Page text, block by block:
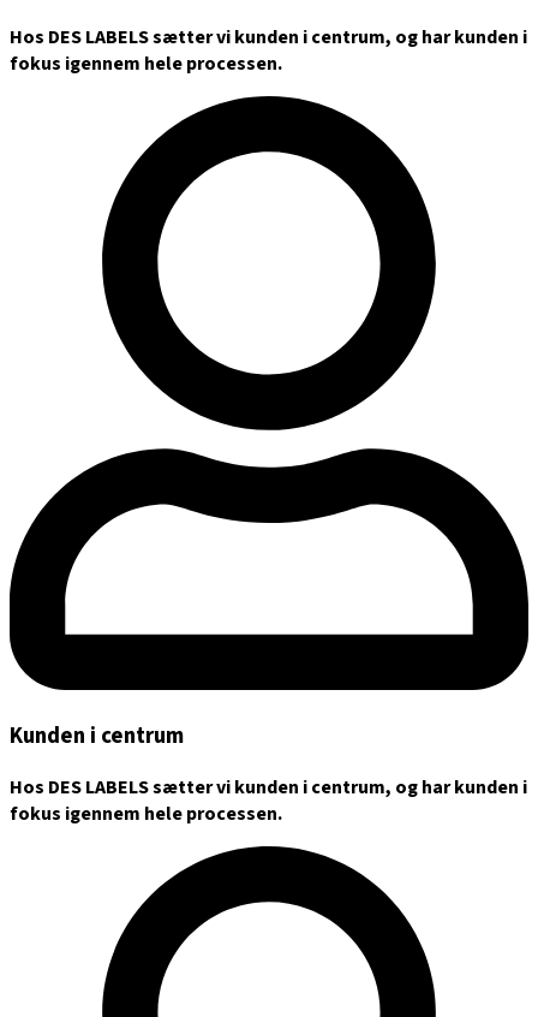
Hos DES LABELS sætter vi kunden i centrum, og har kunden i
fokus igennem hele processen.
Kunden i centrum
Hos DES LABELS sætter vi kunden i centrum, og har kunden i
fokus igennem hele processen.